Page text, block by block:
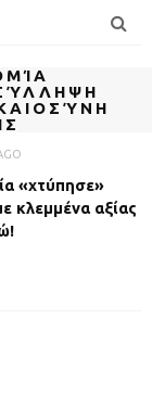
«χτύπησε»
κλεμμένα αξίας